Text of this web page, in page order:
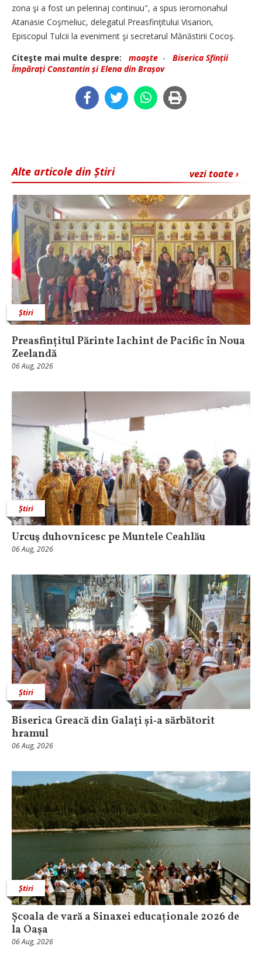
zona şi a fost un pelerinaj continuu", a spus ieromonahul
Atanasie Coşmeliuc, delegatul Preasfinţitului Visarion,
Episcopul Tulcii la eveniment şi secretarul Mănăstirii Cocoş.
Citeşte mai multe despre:
moaşte - Biserica Sfinții
Împărați Constantin și Elena din Brașov
vezi toate ›
Alte articole din Știri
Știri
Preasfințitul Părinte Iachint de Pacific în Noua
Zeelandă
06 Aug, 2026
Știri
Urcuş duhovnicesc pe Muntele Ceahlău
06 Aug, 2026
Știri
Biserica Greacă din Galați și‑a sărbătorit
hramul
06 Aug, 2026
Știri
Școala de vară a Sinaxei educaționale 2026 de
la Oaşa
06 Aug, 2026